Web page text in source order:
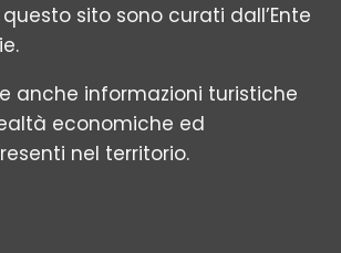
sito sono curati dall’Ente
anche informazioni turistiche
economiche ed
nel territorio.